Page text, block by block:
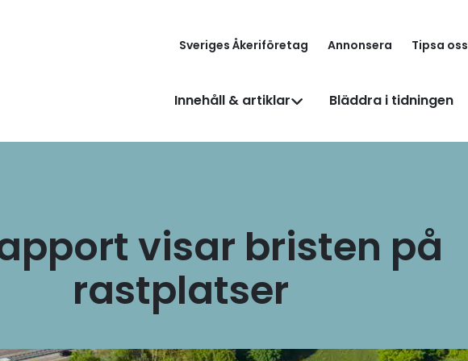
Sveriges Åkeriföretag Annonsera Tipsa oss
Innehåll & artiklar Bläddra i tidningen
visar bristen på
rastplatser